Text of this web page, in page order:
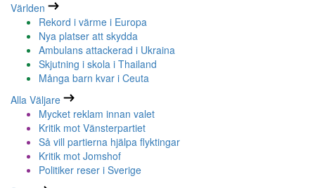
Världen
Rekord i värme i Europa
Nya platser att skydda
Ambulans attackerad i Ukraina
Skjutning i skola i Thailand
Många barn kvar i Ceuta
Alla Väljare
Mycket reklam innan valet
Kritik mot Vänsterpartiet
Så vill partierna hjälpa flyktingar
Kritik mot Jomshof
Politiker reser i Sverige